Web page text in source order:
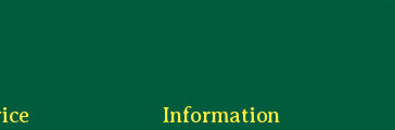
Information